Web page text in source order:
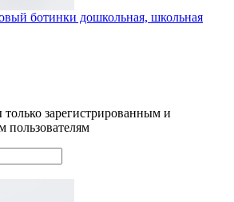
ботинки дошкольная, школьная
зарегистрированным и
пользователям